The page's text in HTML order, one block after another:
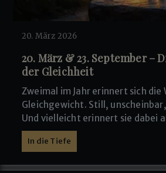
20. März 2026
20. März & 23. September –
der Gleichheit
Zweimal im Jahr erinnert sich die
Gleichgewicht. Still,
Und vielleicht erinnert sie dabei
In die Tiefe